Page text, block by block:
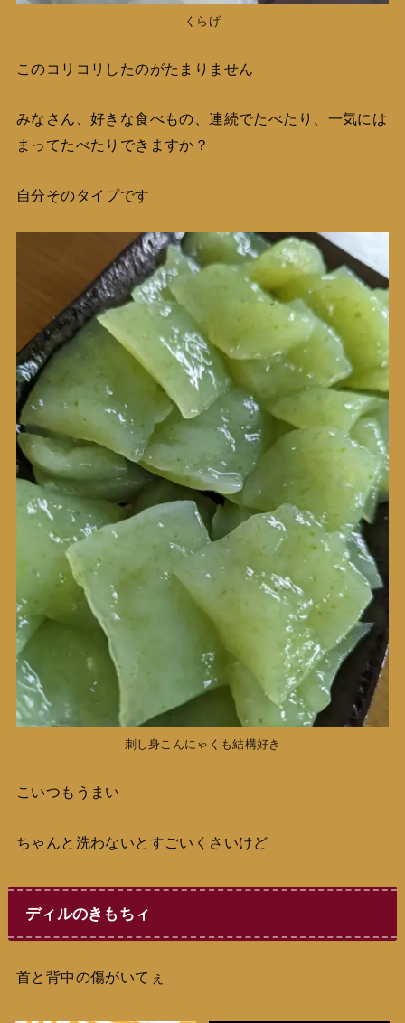
くらげ
このコリコリしたのがたまりません
みなさん、好きな食べもの、連続でたべたり、一気には
まってたべたりできますか？
自分そのタイプです
刺し身こんにゃくも結構好き
こいつもうまい
ちゃんと洗わないとすごいくさいけど
ディルのきもちィ
首と背中の傷がいてぇ